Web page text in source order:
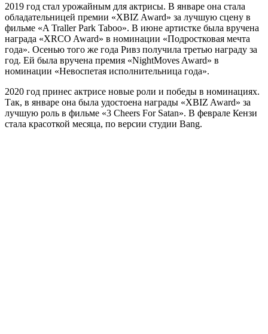
2019 год стал урожайным для актрисы. В январе она стала
обладательницей премии «XBIZ Award» за лучшую сцену в
фильме «A Traller Park Taboo». В июне артистке была вручена
награда «XRCO Award» в номинации «Подростковая мечта
года». Осенью того же года Ривз получила третью награду за
год. Ей была вручена премия «NightMoves Award» в
номинации «Невоспетая исполнительница года».
2020 год принес актрисе новые роли и победы в номинациях.
Так, в январе она была удостоена награды «XBIZ Award» за
лучшую роль в фильме «3 Cheers For Satan». В феврале Кензи
стала красоткой месяца, по версии студии Bang.